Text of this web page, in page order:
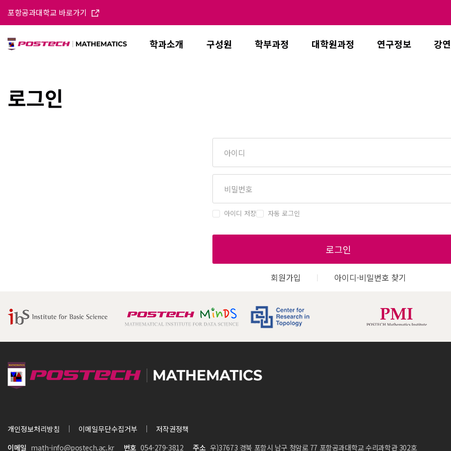
포항공과대학교 바로가기
학과소개 구성원 학부과정 대학원과정 연구정보 강
로그인
아이디 저장 자동 로그인
로그인
회원가입 아이디·비밀번호 찾기
개인정보처리방침 이메일무단수집거부
저작권정책
이메일 math-info@postech.ac.kr 번호 054-279-3812 주소 우)37673 경북 포항시 남구 청암로 77 포항공과대학교 수리과학관 302호